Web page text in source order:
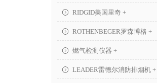
RIDGID美国里奇 +
ROTHENBEGER罗森博格 +
燃气检测仪器 +
LEADER雷德尔消防排烟机 +